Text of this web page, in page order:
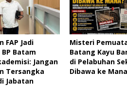
FAP Jadi
Batam
Jangan
Tersangka
Jabatan
Misteri
Batang Kayu
di Pelabuhan
Dibawa ke